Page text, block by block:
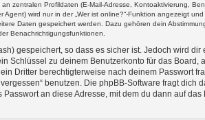
zentralen Profildaten (E-Mail-Adresse, Kontoaktivierung,
wird nur in der „Wer ist online?“-Funktion angezeigt
Daten gespeichert werden. Dazu gehören dein
Benachrichtigungsfunktionen.
gespeichert, so dass es sicher ist. Jedoch wird
Schlüssel zu deinem Benutzerkonto für das Board,
Dritter berechtigterweise nach deinem Passwort
benutzen. Die phpBB-Software fragt
an diese Adresse, mit dem du dann auf das